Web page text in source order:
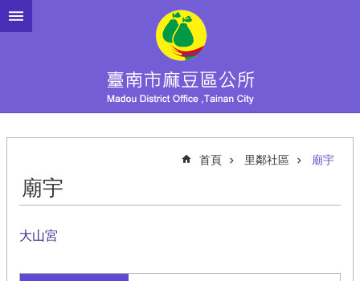
跳到主要內容區塊
首頁 里鄰社區 廟宇
廟宇
大山宮